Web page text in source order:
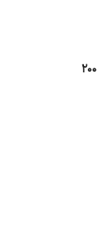
شامپو ضد شوره موی چرب وسلی 200